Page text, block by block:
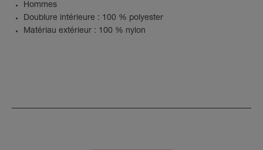
Hommes
Doublure intérieure : 100 % polyester
Matériau extérieur : 100 % nylon